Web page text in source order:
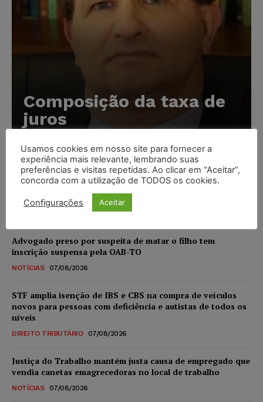
Composição da taxa de
juros
Meta é alvo de denúncia após anúncios com conteúdo
sexual infantil gerado por IA circularem em suas
plataformas
Advogado preso por suspeita de matar o filho tem
inscrição suspensa pela OAB-TO
NOTÍCIAS 07/08/2026
STF amplia isenção de IBS e CBS na compra de veículos
novos para pessoas com deficiência e autistas de todos os
níveis
DIREITO TRIBUTÁRIO 07/08/2026
Justiça do Trabalho mantém justa causa de empregado que
vendia canetas emagrecedoras no local de trabalho
NOTÍCIAS 07/08/2026
Usamos cookies em nosso site para fornecer a
experiência mais relevante, lembrando suas
preferências e visitas repetidas. Ao clicar em “Aceitar”,
concorda com a utilização de TODOS os cookies.
Configurações Aceitar